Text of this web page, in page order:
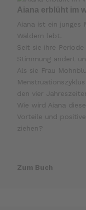
Aiana erblüht im
Aiana ist ein junges
Wäldern lebt.
Seit sie ihre
Stimmung ändert
Als sie Frau
den vier
Wie wird Aiana
Vorteile und
ziehen?
Zum Buch